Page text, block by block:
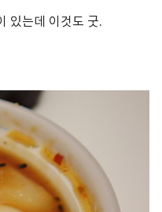
있는데 이것도 굿.